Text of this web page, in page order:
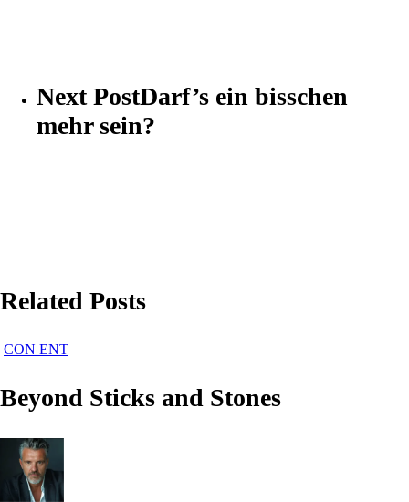
Next PostDarf’s ein bisschen
mehr sein?
Related Posts
CON ENTBeyond
Stones
Beyond Sticks and Stones